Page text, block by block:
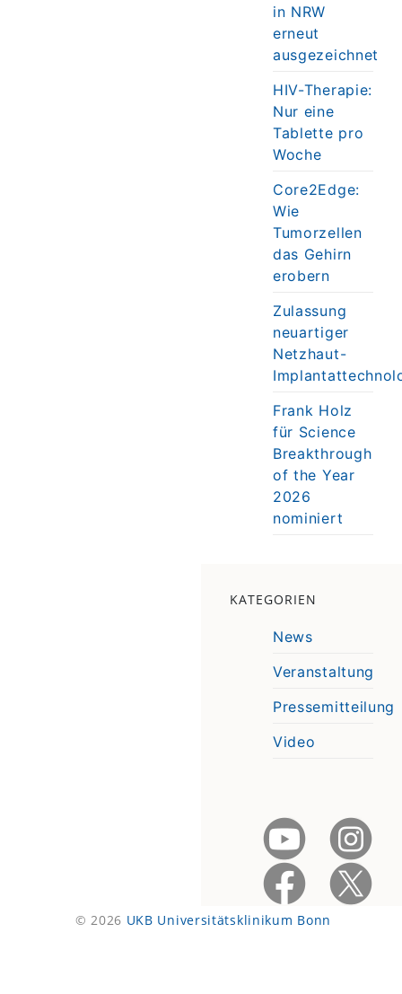
in NRW
erneut
ausgezeichnet
HIV-Therapie:
Nur eine
Tablette pro
Woche
Core2Edge:
Wie
Tumorzellen
das Gehirn
erobern
Zulassung
neuartiger
Netzhaut-
Frank Holz
für Science
Breakthrough
of the Year
2026
nominiert
KATEGORIEN
News
Veranstaltung
Pressemitteilung
Video
© 2026 UKB Universitätsklinikum Bonn